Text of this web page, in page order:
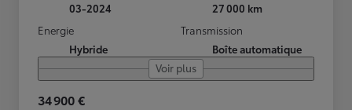
03-2024
27 000 km
Energie
Hybride
Transmission
Boîte automatique
Voir plus
34 900 €